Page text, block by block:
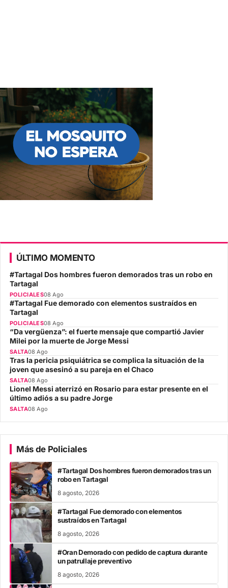
ÚLTIMO MOMENTO
#Tartagal Dos hombres fueron demorados tras un robo en
Tartagal
POLICIALES08 Ago
#Tartagal Fue demorado con elementos sustraídos en
Tartagal
POLICIALES08 Ago
“Da vergüenza”: el fuerte mensaje que compartió Javier
Milei por la muerte de Jorge Messi
SALTA08 Ago
Tras la pericia psiquiátrica se complica la situación de la
joven que asesinó a su pareja en el Chaco
SALTA08 Ago
Lionel Messi aterrizó en Rosario para estar presente en el
último adiós a su padre Jorge
SALTA08 Ago
Más de Policiales
#Tartagal Dos hombres fueron demorados tras un
robo en Tartagal
8 agosto, 2026
#Tartagal Fue demorado con elementos
sustraídos en Tartagal
8 agosto, 2026
#Oran Demorado con pedido de captura durante
un patrullaje preventivo
8 agosto, 2026